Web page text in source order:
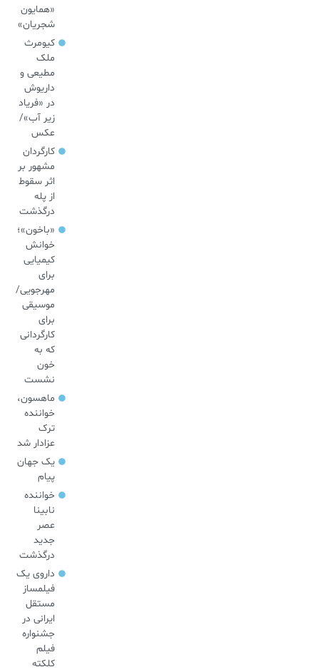
«همایون
شجریان»
کیومرث
ملک
مطیعی و
داریوش
در «فریاد
زیر آب»/
عکس
کارگردان
مشهور بر
اثر سقوط
از پله
درگذشت
«باخون»‌؛
خوانش
کیمیایی
برای
مهرجویی/
موسیقی
برای
کارگردانی
که به
خون
نشست
ماهسون،
خواننده
ترک
عزادار شد
یک جهان
پیام
خواننده
نابینا
عصر
جدید
درگذشت
داروی یک
فیلمساز
مستقل
ایرانی در
جشنواره
فیلم
کلکته